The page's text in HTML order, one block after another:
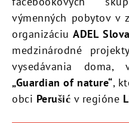
výmenných pobytov v
organizáciu ADEL
medzinárodné
vysedávania
„Guardian of nature“,
obci Perušić v regióne